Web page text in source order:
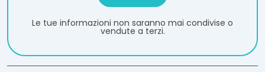
Le tue informazioni non saranno mai condivise o
vendute a terzi.